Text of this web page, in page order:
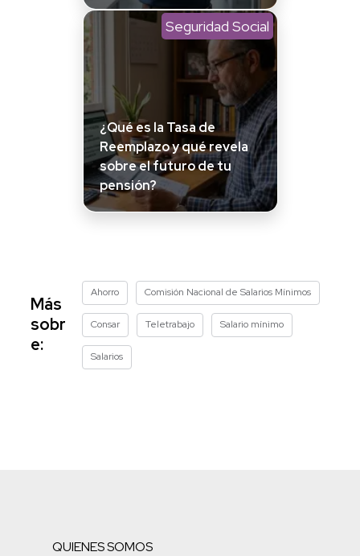
Seguridad Social
¿Qué es la Tasa de
Reemplazo y qué revela
sobre el futuro de tu
pensión?
Más
sobr
e:
Ahorro Comisión Nacional de Salarios Mínimos
Consar Teletrabajo Salario mínimo
Salarios
QUIENES SOMOS